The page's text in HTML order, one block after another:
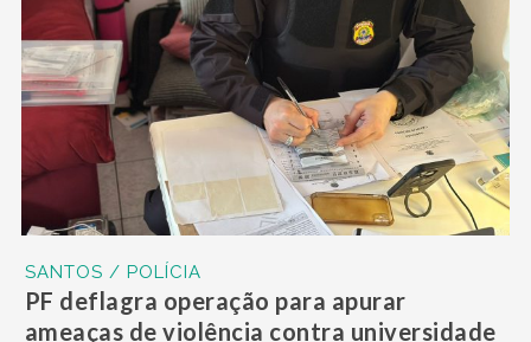
SANTOS / POLÍCIA
PF deflagra operação para apurar
ameaças de violência contra universidade